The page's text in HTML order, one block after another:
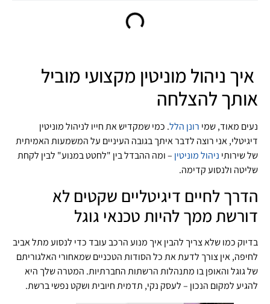
איך ניהול מוניטין מקצועי מוביל
אותך להצלחה
נעים מאוד, שמי רונן הלל. כמי שמקדיש את חייו לניהול מוניטין
דיגיטלי, אני רוצה לדבר איתך בגובה העיניים על המשמעות האמיתית
של שירותי ניהול מוניטין – ומה ההבדל בין "לחטט במנוע" לבין לקחת
שליטה ולנסוע קדימה.
הדרך לחיים דיגיטליים שקטים לא
דורשת ממך להיות טכנאי גוגל
בדיוק כמו שלא צריך להבין איך מנוע הרכב עובד כדי לנסוע מתל אביב
לחיפה, אין צורך לדעת את כל הסודות הטכניים שמאחורי האלגוריתם
של גוגל והאופן בו מתנהלות הרשתות החברתיות. המטרה שלך היא
להגיע למקום הנכון – לעסק נקי, תדמית חיובית ושקט נפשי ברשת.